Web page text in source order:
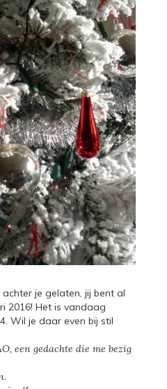
je gelaten, jij bent al
2016! Het is vandaag
Wil je daar even bij stil
een gedachte die me bezig